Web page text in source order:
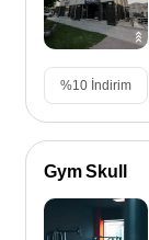
%10 İndirim
Gym Skull